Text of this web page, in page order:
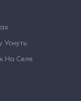
Уснуть
На Селе